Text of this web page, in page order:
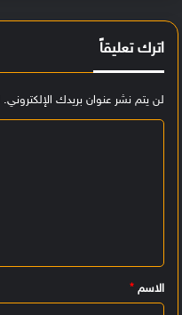
اترك تعليقاً
لن يتم نشر عنوان بريدك الإلكتروني.
ي
ق
الاسم *